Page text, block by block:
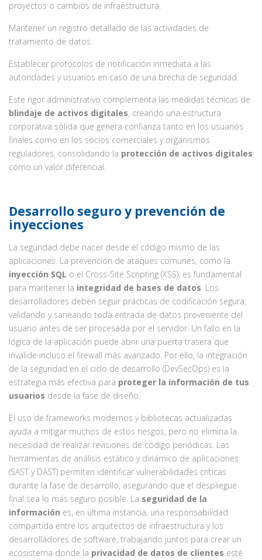
proyectos o cambios de infraestructura.
Mantener un registro detallado de las actividades de
tratamiento de datos.
Establecer protocolos de notificación inmediata a las
autoridades y usuarios en caso de una brecha de seguridad.
Este rigor administrativo complementa las medidas técnicas de
blindaje de activos digitales, creando una estructura
corporativa sólida que genera confianza tanto en los usuarios
finales como en los socios comerciales y organismos
reguladores, consolidando la protección de activos digitales
como un valor diferencial.
Desarrollo seguro y prevención de
inyecciones
La seguridad debe nacer desde el código mismo de las
aplicaciones. La prevención de ataques comunes, como la
inyección SQL o el Cross-Site Scripting (XSS), es fundamental
para mantener la integridad de bases de datos. Los
desarrolladores deben seguir prácticas de codificación segura,
validando y saneando toda entrada de datos proveniente del
usuario antes de ser procesada por el servidor. Un fallo en la
lógica de la aplicación puede abrir una puerta trasera que
invalide incluso el firewall más avanzado. Por ello, la integración
de la seguridad en el ciclo de desarrollo (DevSecOps) es la
estrategia más efectiva para proteger la información de tus
usuarios desde la fase de diseño.
El uso de frameworks modernos y bibliotecas actualizadas
ayuda a mitigar muchos de estos riesgos, pero no elimina la
necesidad de realizar revisiones de código periódicas. Las
herramientas de análisis estático y dinámico de aplicaciones
(SAST y DAST) permiten identificar vulnerabilidades críticas
durante la fase de desarrollo, asegurando que el despliegue
final sea lo más seguro posible. La seguridad de la
información es, en última instancia, una responsabilidad
compartida entre los arquitectos de infraestructura y los
desarrolladores de software, trabajando juntos para crear un
ecosistema donde la privacidad de datos de clientes esté